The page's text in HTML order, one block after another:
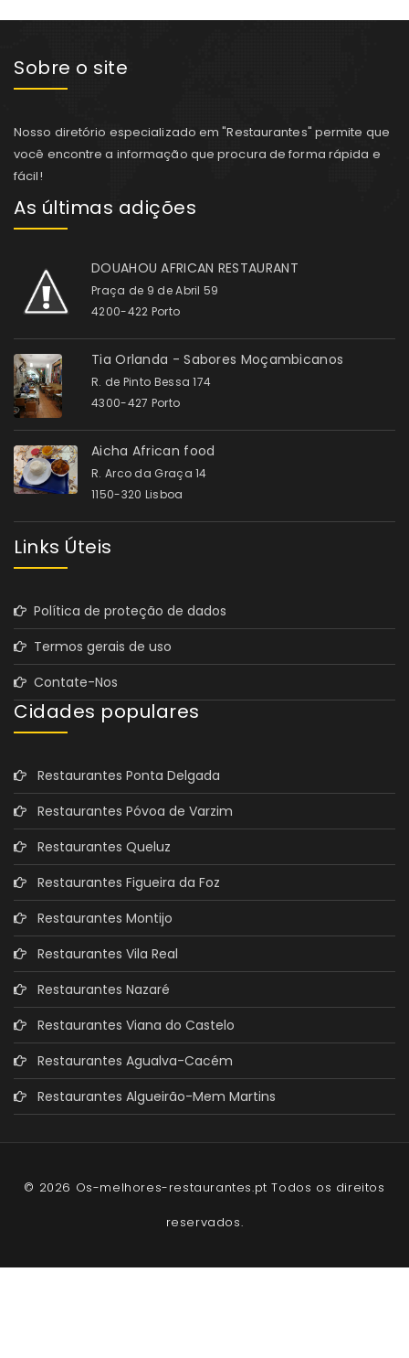
Sobre o site
Nosso diretório especializado em "Restaurantes" permite que
você encontre a informação que procura de forma rápida e
fácil!
As últimas adições
DOUAHOU AFRICAN RESTAURANT
Praça de 9 de Abril 59
4200-422 Porto
Tia Orlanda - Sabores Moçambicanos
R. de Pinto Bessa 174
4300-427 Porto
Aicha African food
R. Arco da Graça 14
1150-320 Lisboa
Links Úteis
Política de proteção de dados
Termos gerais de uso
Contate-Nos
Cidades populares
Restaurantes Ponta Delgada
Restaurantes Póvoa de Varzim
Restaurantes Queluz
Restaurantes Figueira da Foz
Restaurantes Montijo
Restaurantes Vila Real
Restaurantes Nazaré
Restaurantes Viana do Castelo
Restaurantes Agualva-Cacém
Restaurantes Algueirão-Mem Martins
© 2026 Os-melhores-restaurantes.pt Todos os direitos
reservados.